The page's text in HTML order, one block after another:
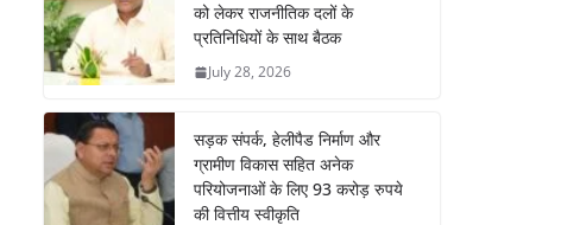
को लेकर राजनीतिक दलों के
प्रतिनिधियों के साथ बैठक
July 28, 2026
सड़क संपर्क, हेलीपैड निर्माण और
ग्रामीण विकास सहित अनेक
परियोजनाओं के लिए 93 करोड़ रुपये
की वित्तीय स्वीकृति